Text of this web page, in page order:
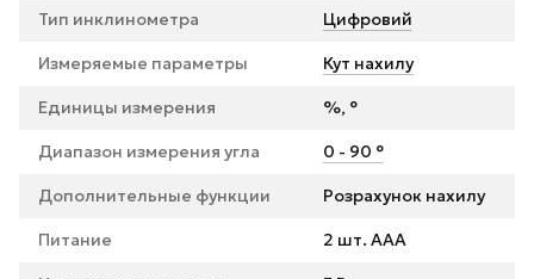
Тип инклинометра Цифровий
Измеряемые параметры Кут нахилу
Единицы измерения %, °
Диапазон измерения угла 0 - 90 °
Дополнительные функции Розрахунок нахилу
Питание 2 шт. ААА